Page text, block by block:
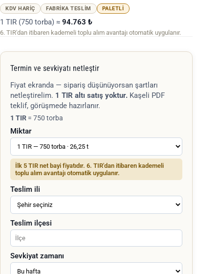
KDV HARIÇ FABRIKA TESLIM PALETLI
1 TIR (750 torba) ≈ 94.763 ₺
6. TIR'dan itibaren kademeli toplu alım avantajı otomatik uygulanır.
Termin ve sevkiyatı netleştir
Fiyat ekranda — sipariş düşünüyorsan şartları
netleştirelim. 1 TIR altı satış yoktur. Kaşeli PDF
teklif, görüşmede hazırlanır.
1 TIR = 750 torba
Miktar
İlk 5 TIR net bayi fiyatıdır. 6. TIR'dan itibaren kademeli
toplu alım avantajı otomatik uygulanır.
Teslim ili
Teslim ilçesi
Sevkiyat zamanı